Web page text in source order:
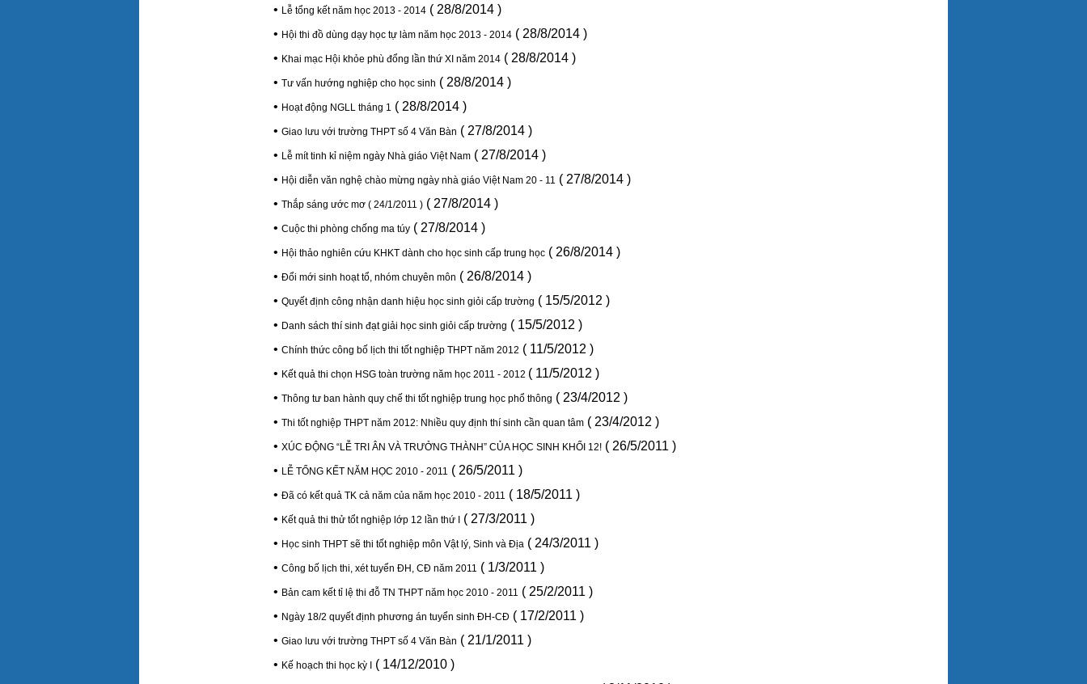
• Lễ tổng kết năm học 2013 - 2014 ( 28/8/2014 )
• Hội thi đồ dùng dạy học tự làm năm học 2013 - 2014 ( 28/8/2014 )
• Khai mạc Hội khỏe phù đổng lần thứ XI năm 2014 ( 28/8/2014 )
• Tư vấn hướng nghiệp cho học sinh ( 28/8/2014 )
• Hoạt động NGLL tháng 1 ( 28/8/2014 )
• Giao lưu với trường THPT số 4 Văn Bàn ( 27/8/2014 )
• Lễ mít tinh kỉ niệm ngày Nhà giáo Việt Nam ( 27/8/2014 )
• Hội diễn văn nghệ chào mừng ngày nhà giáo Việt Nam 20 - 11 ( 27/8/2014 )
• Thắp sáng ước mơ ( 24/1/2011 ) ( 27/8/2014 )
• Cuộc thi phòng chống ma túy ( 27/8/2014 )
• Hội thảo nghiên cứu KHKT dành cho học sinh cấp trung học ( 26/8/2014 )
• Đổi mới sinh hoạt tổ, nhóm chuyên môn ( 26/8/2014 )
• Quyết định công nhận danh hiệu học sinh giỏi cấp trường ( 15/5/2012 )
• Danh sách thí sinh đạt giải học sinh giỏi cấp trường ( 15/5/2012 )
• Chính thức công bố lịch thi tốt nghiệp THPT năm 2012 ( 11/5/2012 )
• Kết quả thi chọn HSG toàn trường năm học 2011 - 2012 ( 11/5/2012 )
• Thông tư ban hành quy chế thi tốt nghiệp trung học phổ thông ( 23/4/2012 )
• Thi tốt nghiệp THPT năm 2012: Nhiều quy định thí sinh cần quan tâm ( 23/4/2012 )
• XÚC ĐỘNG “LỄ TRI ÂN VÀ TRƯỞNG THÀNH” CỦA HỌC SINH KHỐI 12! ( 26/5/2011 )
• LỄ TỔNG KẾT NĂM HỌC 2010 - 2011 ( 26/5/2011 )
• Đã có kết quả TK cả năm của năm học 2010 - 2011 ( 18/5/2011 )
• Kết quả thi thử tổt nghiệp lớp 12 lần thứ I
( 27/3/2011 )
• Học sinh THPT sẽ thi tốt nghiệp môn Vật lý, Sinh và Địa ( 24/3/2011 )
• Công bố lịch thi, xét tuyển ĐH, CĐ năm 2011 ( 1/3/2011 )
• Bản cam kết tỉ lệ thi đỗ TN THPT năm học 2010 - 2011 ( 25/2/2011 )
• Ngày 18/2 quyết định phương án tuyển sinh ĐH-CĐ ( 17/2/2011 )
• Giao lưu với trường THPT số 4 Văn Bàn ( 21/1/2011 )
• Kế hoạch thi học kỳ I
( 14/12/2010 )